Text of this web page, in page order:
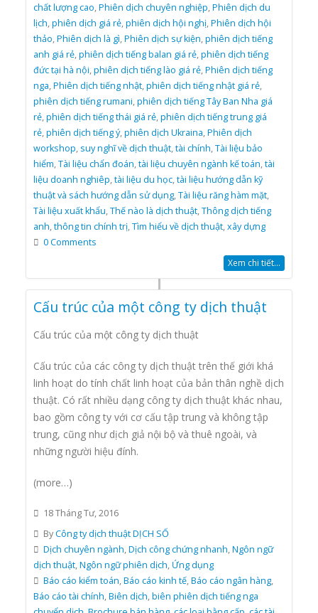
chất lượng cao,Phiên dịch chuyên nghiệp,Phiên dịch du
lịch,phiên dịch giá rẻ,phiên dịch hội nghị,Phiên dịch hội
thảo,Phiên dịch là gì,Phiên dịch sự kiện,phiên dịch tiếng
anh giá rẻ,phiên dịch tiếng balan giá rẻ,phiên dịch tiếng
đức tại hà nội,phiên dịch tiếng lào giá rẻ,Phiên dịch tiếng
nga,Phiên dịch tiếng nhật,phiên dịch tiếng nhật giá rẻ,
phiên dịch tiếng rumani,phiên dịch tiếng Tây Ban Nha giá
rẻ,phiên dịch tiếng thái giá rẻ,phiên dịch tiếng trung giá
rẻ,phiên dịch tiếng ý,phiên dịch Ukraina,Phiên dịch
workshop, suy nghĩ về dịch thuật,tài chính,Tài liệu bảo
hiểm,Tài liệu chẩn đoán,tài liệu chuyên ngành kế toán,tài
liệu doanh nghiêp,tài liệu du học,tài liệu hướng dẫn kỹ
thuật và sách hướng dẫn sử dụng,Tài liệu răng hàm mặt,
Tài liệu xuất khẩu,Thế nào là dịch thuật,Thông dịch tiếng
anh,thông tin chính trị,Tìm hiểu về dịch thuật,xây dựng
0 Comments
Xem chi tiết...
Cấu trúc của một công ty dịch thuật
Cấu trúc của một công ty dịch thuật
Cấu trúc của các công ty dịch thuật trên thế giới khá
linh hoạt do tính chất linh hoạt của bản thân nghề dịch
thuật. Có rất nhiều dạng công ty dịch thuật khác nhau,
bao gồm công ty với cơ cấu tập trung và không tập
trung, cũng như dịch giả nội bộ và thuê ngoài, và
những người hiệu đính.
(more…)
18 Tháng Tư, 2016
ByCông ty dịch thuật DỊCH SỐ
Dịch chuyên ngành,Dịch công chứng nhanh,Ngôn ngữ
dịch thuật,Ngôn ngữ phiên dịch, Ứng dụng
Báo cáo kiểm toán,Báo cáo kinh tế,Báo cáo ngân hàng,
Báo cáo tài chính,Biên dịch,biên phiên dịch tiếng nga